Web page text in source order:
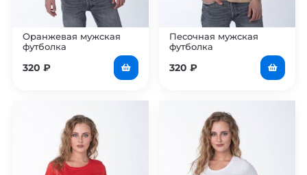
Оранжевая мужская
футболка
320 ₽
Песочная мужская
футболка
320 ₽